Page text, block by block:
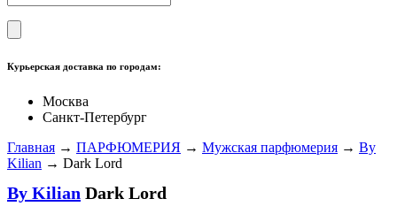
Курьерская доставка по городам:
Москва
Санкт-Петербург
Главная → ПАРФЮМЕРИЯ → Мужская парфюмерия → By
Kilian → Dark Lord
By Kilian Dark Lord